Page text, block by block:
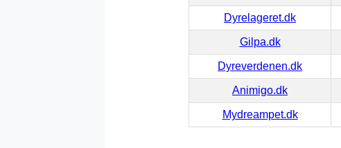
Dyrelageret.dk
Gilpa.dk
Dyreverdenen.dk
Animigo.dk
Mydreampet.dk